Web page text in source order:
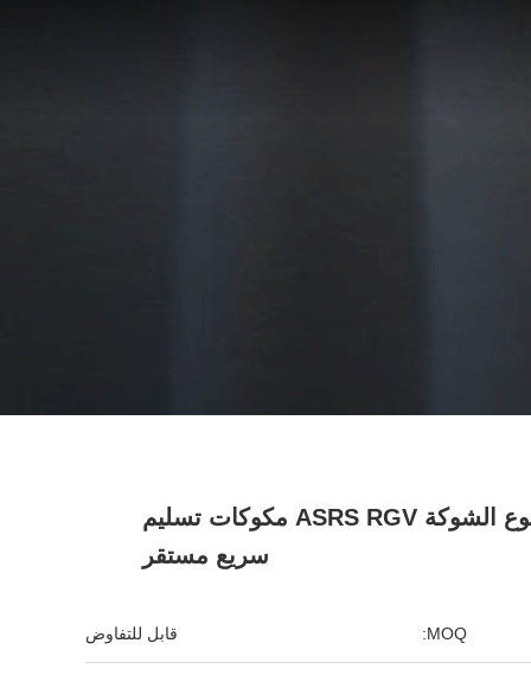
2000kg نوع الشوكة ASRS RGV مكوكات تسليم
سريع مستقر
MOQ: قابل للتفاوض